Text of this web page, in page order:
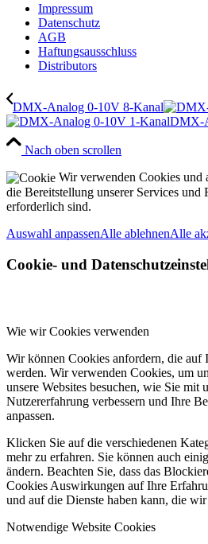
Impressum
Datenschutz
AGB
Haftungsausschluss
Distributors
DMX-​Analog 0-10V 8-​Kanal
DMX-​
Nach oben scrollen
Wir verwenden Cookies und
die Bereitstellung unserer Services und
erforderlich sind.
Auswahl anpassenAlle ablehnenAlle
Cookie- und
Wie wir Cookies verwenden
Wir können Cookies anfordern, die auf
werden. Wir verwenden Cookies, um
unsere Websites besuchen, wie Sie mit
Nutzererfahrung verbessern und Ihre
anpassen.
Klicken Sie auf die verschiedenen
mehr zu erfahren. Sie können auch
ändern. Beachten Sie, dass das
Cookies Auswirkungen auf Ihre
und auf die Dienste haben kann, die
Notwendige Website Cookies